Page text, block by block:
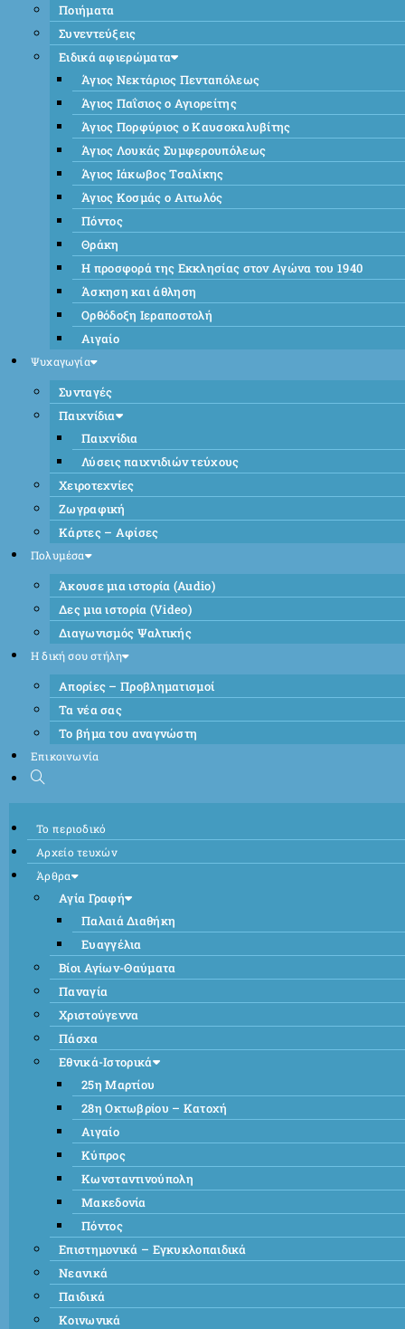
Ποιήματα
Συνεντεύξεις
Ειδικά αφιερώματα
Άγιος Νεκτάριος Πενταπόλεως
Άγιος Παΐσιος ο Αγιορείτης
Άγιος Πορφύριος ο Καυσοκαλυβίτης
Άγιος Λουκάς Συμφερουπόλεως
Άγιος Ιάκωβος Τσαλίκης
Άγιος Κοσμάς ο Αιτωλός
Πόντος
Θράκη
Η προσφορά της Εκκλησίας στον Αγώνα του 1940
Άσκηση και άθληση
Ορθόδοξη Ιεραποστολή
Αιγαίο
Ψυχαγωγία
Συνταγές
Παιχνίδια
Παιχνίδια
Λύσεις παιχνιδιών τεύχους
Χειροτεχνίες
Ζωγραφική
Κάρτες – Αφίσες
Πολυμέσα
Άκουσε μια ιστορία (Audio)
Δες μια ιστορία (Video)
Διαγωνισμός Ψαλτικής
Η δική σου στήλη
Απορίες – Προβληματισμοί
Τα νέα σας
Το βήμα του αναγνώστη
Επικοινωνία
Το περιοδικό
Αρχείο τευχών
Άρθρα
Αγία Γραφή
Παλαιά Διαθήκη
Ευαγγέλια
Βίοι Αγίων-Θαύματα
Παναγία
Χριστούγεννα
Πάσχα
Εθνικά-Ιστορικά
25η Μαρτίου
28η Οκτωβρίου – Κατοχή
Αιγαίο
Κύπρος
Κωνσταντινούπολη
Μακεδονία
Πόντος
Επιστημονικά – Εγκυκλοπαιδικά
Νεανικά
Παιδικά
Κοινωνικά